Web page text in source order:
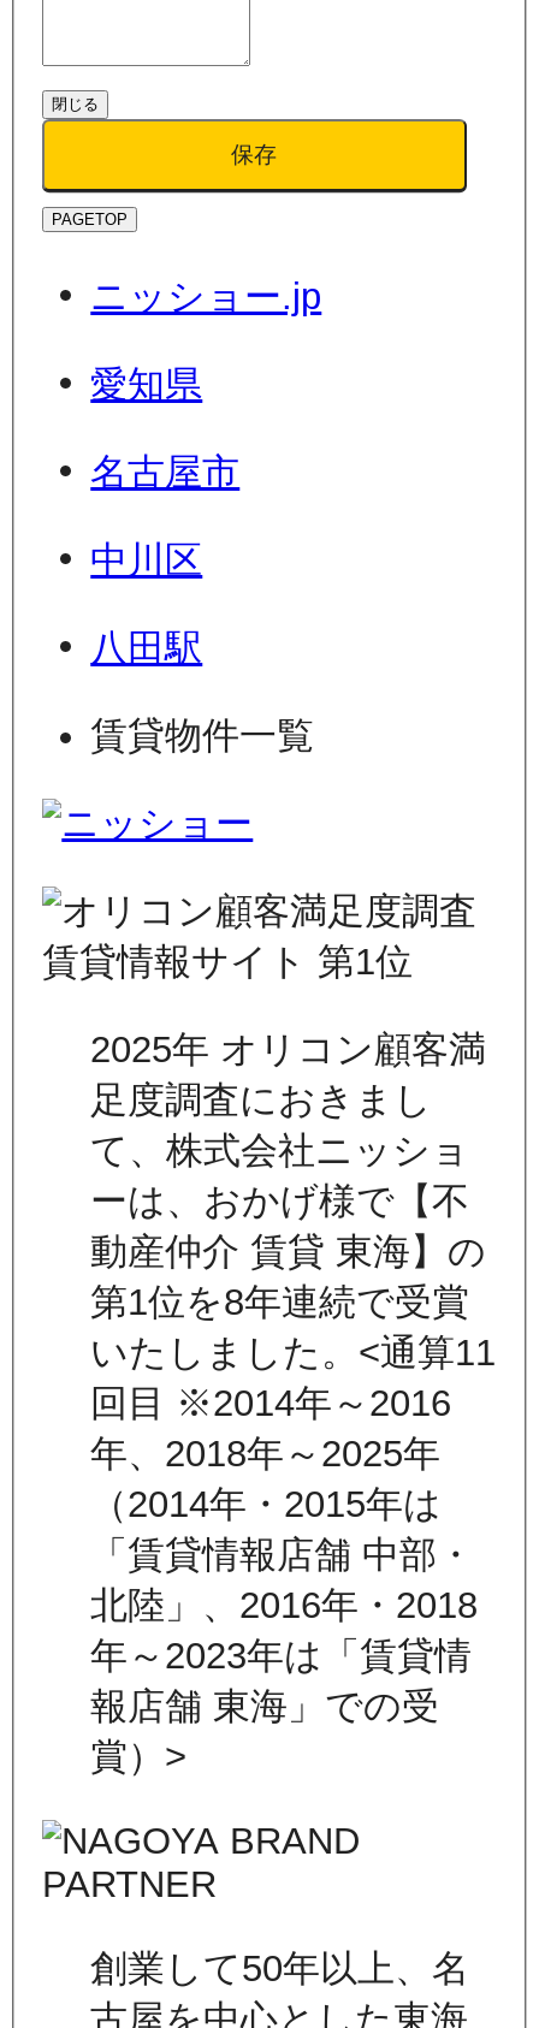
閉じる
保存
PAGETOP
ニッショー.jp
愛知県
名古屋市
中川区
八田駅
賃貸物件一覧
2025年 オリコン顧客満
足度調査におきまし
て、株式会社ニッショ
ーは、おかげ様で【不
動産仲介 賃貸 東海】の
第1位を8年連続で受賞
いたしました。<通算11
回目 ※2014年～2016
年、2018年～2025年
（2014年・2015年は
「賃貸情報店舗 中部・
北陸」、2016年・2018
年～2023年は「賃貸情
報店舗 東海」での受
賞）>
創業して50年以上、名
古屋を中心とした東海